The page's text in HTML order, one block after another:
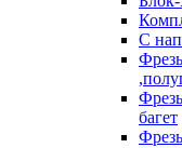
С
багет